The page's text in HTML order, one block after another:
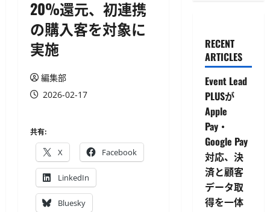
20%還元、初連携
の購入客を対象に
実施
編集部
2026-02-17
共有:
X Facebook
LinkedIn
Bluesky
RECENT
ARTICLES
Event Lead
PLUSが
Apple
Pay・
Google Pay
対応、決
済と顧客
データ取
得を一体